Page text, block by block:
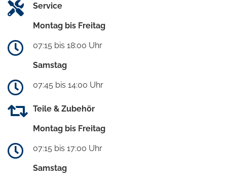
Service
Montag bis Freitag
07:15 bis 18:00 Uhr
Samstag
07:45 bis 14:00 Uhr
Teile & Zubehör
Montag bis Freitag
07:15 bis 17:00 Uhr
Samstag